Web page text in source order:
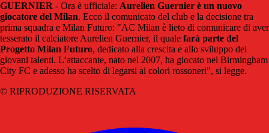
GUERNIER - Ora è ufficiale: Aurelien Guernier è un nuovo
giocatore del Milan. Ecco il comunicato del club e la decisione tra
prima squadra e Milan Futuro: "AC Milan è lieto di comunicare di aver
tesserato il calciatore Aurelien Guernier, il quale farà parte del
Progetto Milan Futuro, dedicato alla crescita e allo sviluppo dei
giovani talenti. L’attaccante, nato nel 2007, ha giocato nel Birmingham
City FC e adesso ha scelto di legarsi ai colori rossoneri", si legge.
© RIPRODUZIONE RISERVATA